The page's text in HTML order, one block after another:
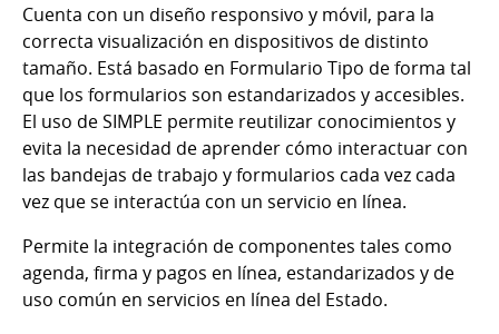
Cuenta con un diseño responsivo y móvil, para la
correcta visualización en dispositivos de distinto
tamaño. Está basado en Formulario Tipo de forma tal
que los formularios son estandarizados y accesibles.
El uso de SIMPLE permite reutilizar conocimientos y
evita la necesidad de aprender cómo interactuar con
las bandejas de trabajo y formularios cada vez cada
vez que se interactúa con un servicio en línea.
Permite la integración de componentes tales como
agenda, firma y pagos en línea, estandarizados y de
uso común en servicios en línea del Estado.